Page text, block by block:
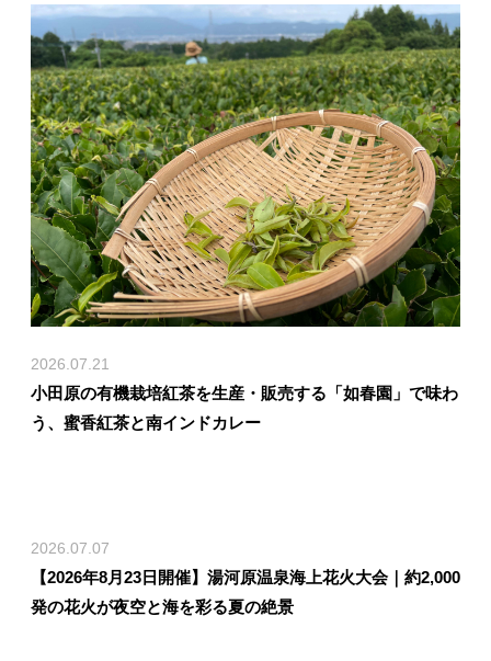
2026.07.21
小田原の有機栽培紅茶を生産・販売する「如春園」で味わ
う、蜜香紅茶と南インドカレー
2026.07.07
【2026年8月23日開催】湯河原温泉海上花火大会｜約2,000
発の花火が夜空と海を彩る夏の絶景